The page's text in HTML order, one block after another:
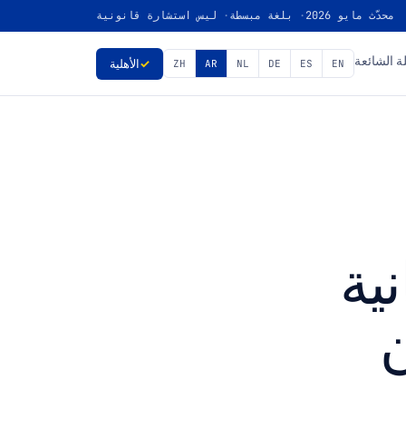
محدّث مايو 2026 بلغة مبسطة ليس استشارة قانونية
الشائعة EN
ES
DE
NL
AR
ZH
✓الأهلية